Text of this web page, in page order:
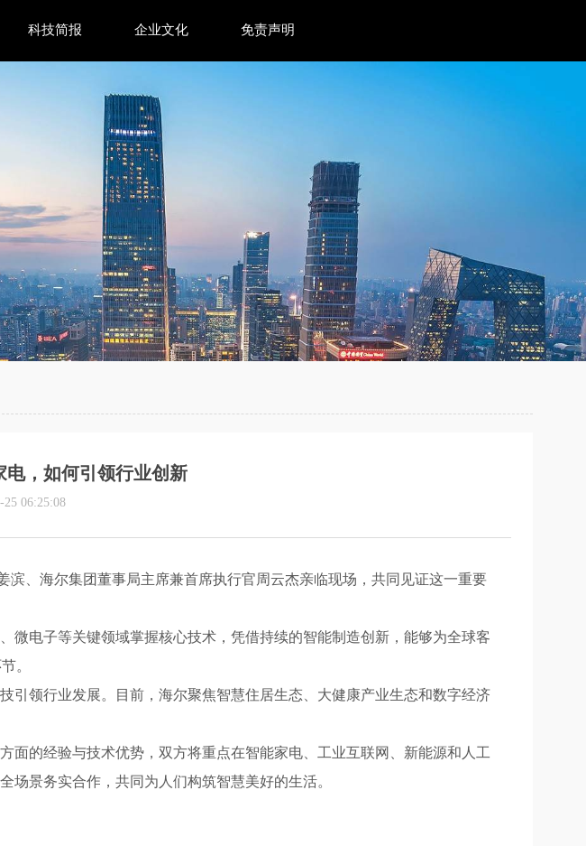
引领行业创新
科技简报 企业文化 免责声明
，如何引领行业创新
06:25:08
、海尔集团董事局主席兼首席执行官周云杰亲临现场，共同见证这一重要
电子等关键领域掌握核心技术，凭借持续的智能制造创新，能够为全球客
。
领行业发展。目前，海尔聚焦智慧住居生态、大健康产业生态和数字经济
的经验与技术优势，双方将重点在智能家电、工业互联网、新能源和人工
景务实合作，共同为人们构筑智慧美好的生活。